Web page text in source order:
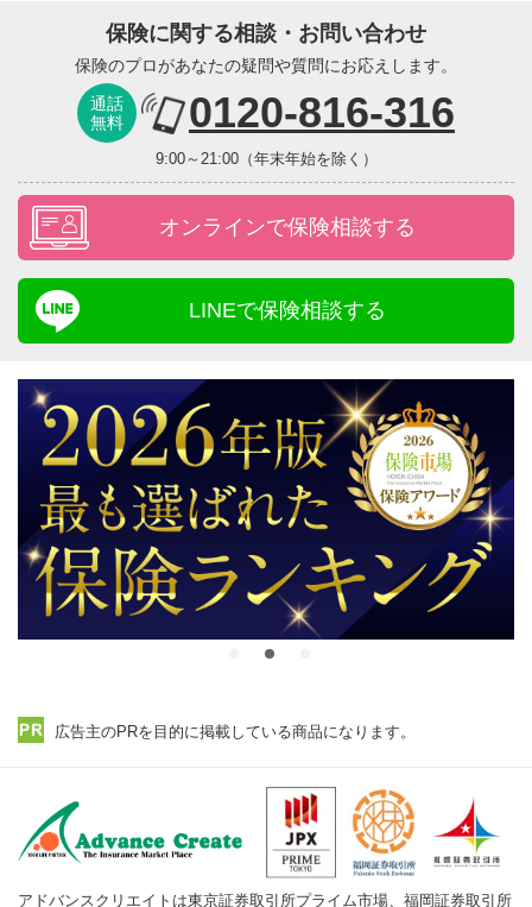
保険に関する相談・お問い合わせ
保険のプロがあなたの疑問や質問にお応えします。
通話
無料
0120-816-316
9:00～21:00（年末年始を除く）
オンラインで保険相談する
LINEで保険相談する
広告主のPRを目的に掲載している商品になります。
アドバンスクリエイトは東京証券取引所プライム市場、福岡証券取引所